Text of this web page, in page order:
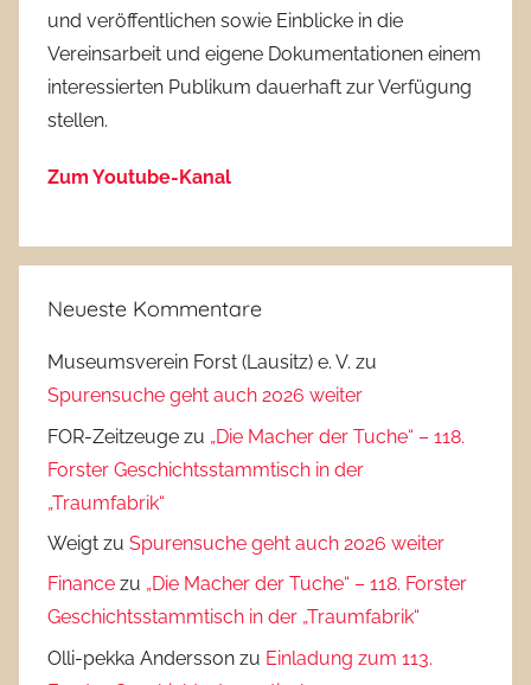
und veröffentlichen sowie Einblicke in die
Vereinsarbeit und eigene Dokumentationen einem
interessierten Publikum dauerhaft zur Verfügung
stellen.
Zum Youtube-Kanal
Neueste Kommentare
Museumsverein Forst (Lausitz) e. V. zu
Spurensuche geht auch 2026 weiter
FOR-Zeitzeuge zu „Die Macher der Tuche“ – 118.
Forster Geschichtsstammtisch in der
„Traumfabrik“
Weigt zu Spurensuche geht auch 2026 weiter
Finance zu „Die Macher der Tuche“ – 118. Forster
Geschichtsstammtisch in der „Traumfabrik“
Olli-pekka Andersson zu Einladung zum 113.